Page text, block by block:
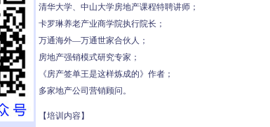
清华大学、中山大学房地产课程特聘讲师；
卡罗琳养老产业商学院执行院长；
万通海外—万通世家合伙人；
房地产强销模式研究专家；
《房产签单王是这样炼成的》作者；
多家地产公司营销顾问。
【培训内容】